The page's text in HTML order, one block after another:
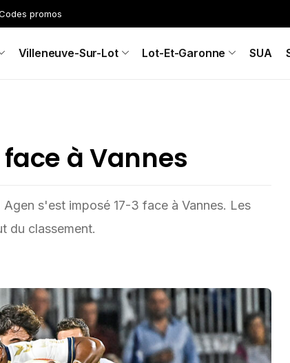
promos
Villeneuve-Sur-Lot Lot-Et-Garonne SUA
à Vannes
s'est imposé 17-3 face à Vannes. Les
du classement.